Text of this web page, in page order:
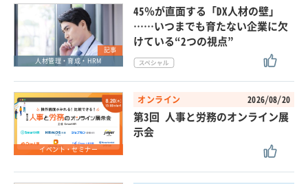
記事
人材管理・育成・HRM
45％が直面する「DX人材の壁」
……いつまでも育たない企業に欠
けている“2つの視点”
イベント・セミナー
オンライン 2026/08/20
第3回 人事と労務のオンライン展
示会